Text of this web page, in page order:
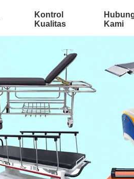
Kontrol
Kualitas
Kami